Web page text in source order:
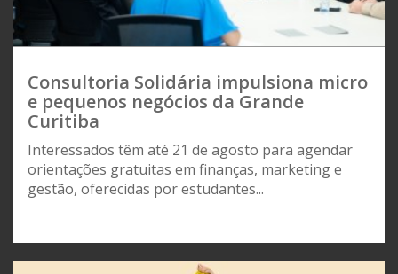
Consultoria Solidária impulsiona micro
e pequenos negócios da Grande
Curitiba
Interessados têm até 21 de agosto para agendar
orientações gratuitas em finanças, marketing e
gestão, oferecidas por estudantes...